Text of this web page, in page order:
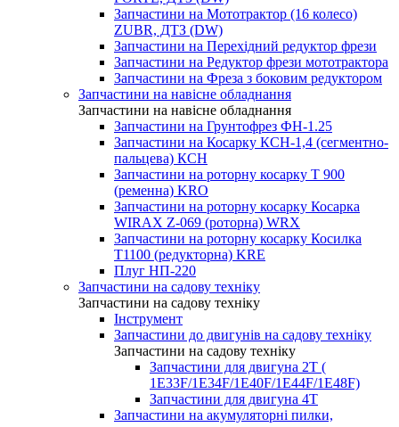
Запчастини на Мототрактор (16 колесо)
ZUBR, ДТЗ (DW)
Запчастини на Перехідний редуктор фрези
Запчастини на Редуктор фрези мототрактора
Запчастини на Фреза з боковим редуктором
Запчастини на навісне обладнання
Запчастини на навісне обладнання
Запчастини на Грунтофрез ФН-1.25
Запчастини на Косарку КСН-1,4 (сегментно-
пальцева) КСН
Запчастини на роторну косарку T 900
(ременна) KRO
Запчастини на роторну косарку Косарка
WIRAX Z-069 (роторна) WRX
Запчастини на роторну косарку Косилка
T1100 (редукторна) KRE
Плуг НП-220
Запчастини на садову техніку
Запчастини на садову техніку
Інструмент
Запчастини до двигунів на садову техніку
Запчастини на садову техніку
Запчастини для двигуна 2Т (
1Е33F/1E34F/1Е40F/1E44F/1Е48F)
Запчастини для двигуна 4Т
Запчастини на акумуляторні пилки,